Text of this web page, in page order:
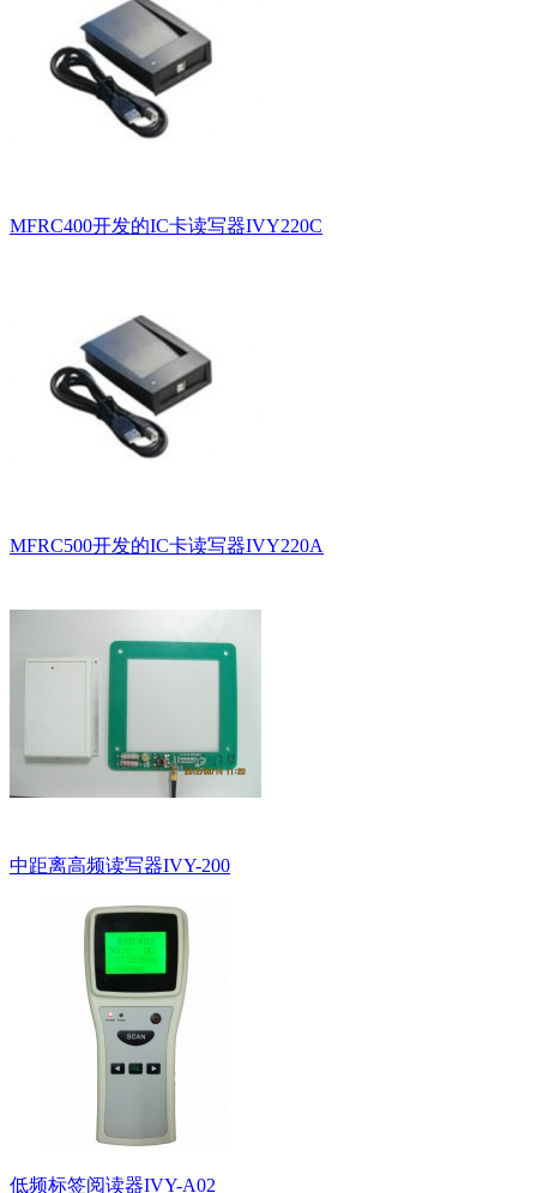
MFRC400开发的IC卡读写器IVY220C
MFRC500开发的IC卡读写器IVY220A
中距离高频读写器IVY-200
低频标签阅读器IVY-A02